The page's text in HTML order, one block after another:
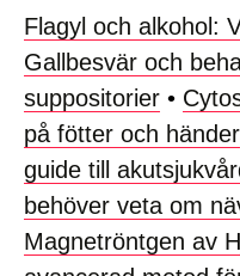
Flagyl och alkohol:
Gallbesvär och
suppositorier •
på fötter och händer
guide till
behöver veta om
Magnetröntgen av